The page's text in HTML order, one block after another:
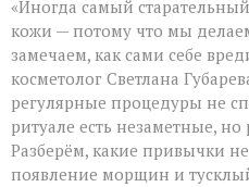
«Иногда самый
кожи — потому что мы
замечаем, как сами себе
косметолог Светлана
регулярные процедуры не
ритуале есть незаметные,
Разберём, какие привычки
появление морщин и